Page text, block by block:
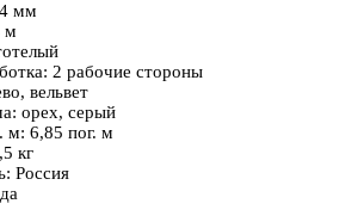
мм
м
2 рабочие стороны
вельвет
орех, серый
м: 6,85 пог. м
кг
Россия